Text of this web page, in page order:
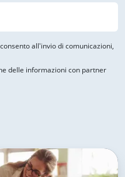
all'invio di comunicazioni,
delle informazioni con partner